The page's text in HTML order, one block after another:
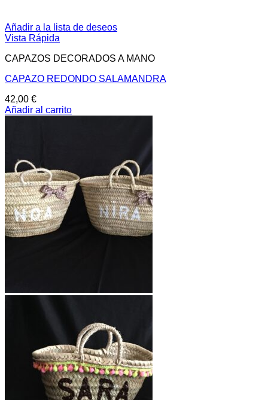
Añadir a la lista de deseos
Vista Rápida
CAPAZOS DECORADOS A MANO
CAPAZO REDONDO SALAMANDRA
42,00 €
Añadir al carrito